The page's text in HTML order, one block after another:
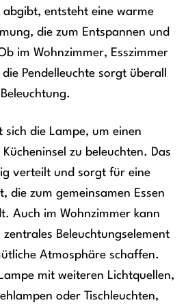
abgibt, entsteht eine warme
die zum Entspannen und
im Wohnzimmer, Esszimmer
Pendelleuchte sorgt überall
sich die Lampe, um einen
zu beleuchten. Das
verteilt und sorgt für eine
die zum gemeinsamen Essen
Auch im Wohnzimmer kann
zentrales Beleuchtungselement
Atmosphäre schaffen.
mit weiteren Lichtquellen,
oder Tischleuchten,